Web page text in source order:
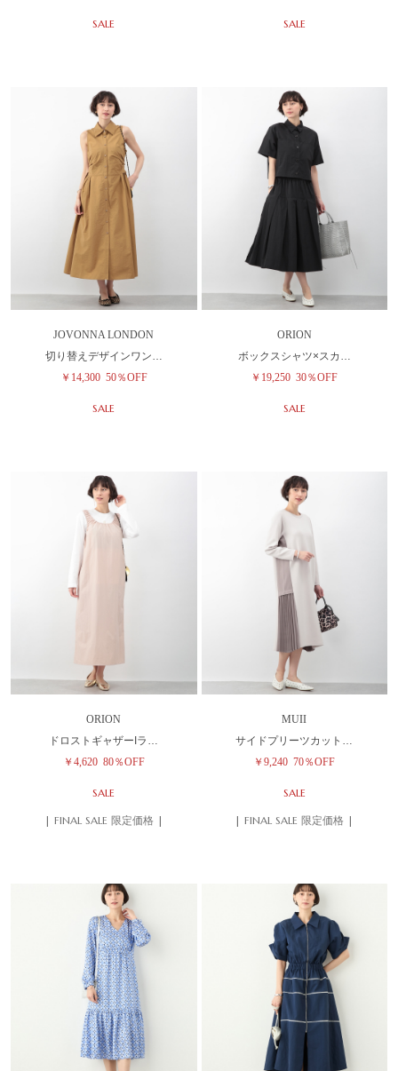
SALE SALE
JOVONNA LONDON
切り替えデザインワン…
￥14,300 50％OFF
SALE
ORION
ボックスシャツ×スカ…
￥19,250 30％OFF
SALE
ORION
ドロストギャザーIラ…
￥4,620 80％OFF
SALE
| FINAL SALE 限定価格 |
MUII
サイドプリーツカット…
￥9,240 70％OFF
SALE
| FINAL SALE 限定価格 |